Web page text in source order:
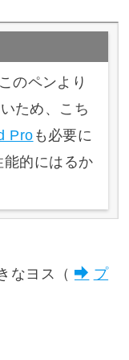
のペンより
ため、こち
Pro も必要に
能的にはるか
なヨス（
プ